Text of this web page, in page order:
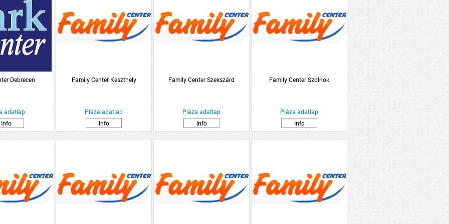
Debrecen
adatlap
Info
Family Center Keszthely
Pláza adatlap
Info
Family Center Szekszárd
Pláza adatlap
Info
Family Center Szolnok
Pláza adatlap
Info